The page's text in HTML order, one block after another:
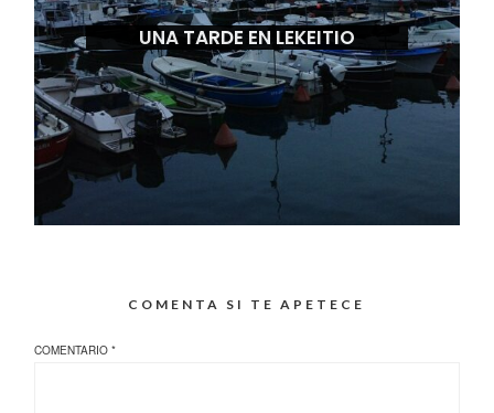
UNA TARDE EN LEKEITIO
COMENTA SI TE APETECE
COMENTARIO*